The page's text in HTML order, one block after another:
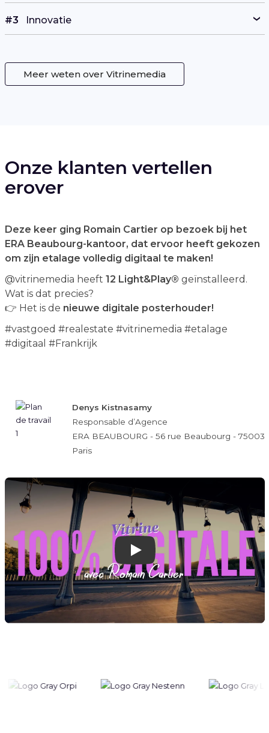
#3 Innovatie
Meer weten over Vitrinemedia
Onze klanten vertellen
erover
Deze keer ging Romain Cartier op bezoek bij het
ERA Beaubourg-kantoor, dat ervoor heeft gekozen
om zijn etalage volledig digitaal te maken!
‪@vitrinemedia‬ heeft 12 Light&Play® geïnstalleerd.
Wat is dat precies?
👉 Het is de nieuwe digitale posterhouder!
#vastgoed #realestate #vitrinemedia #etalage
#digitaal #Frankrijk
Denys Kistnasamy
Responsable d’Agence
ERA BEAUBOURG - 56 rue Beaubourg - 75003
Paris
Play